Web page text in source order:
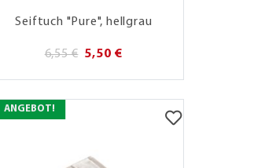
Seiftuch "Pure", hellgrau
6,55 € 5,50 €
ANGEBOT!